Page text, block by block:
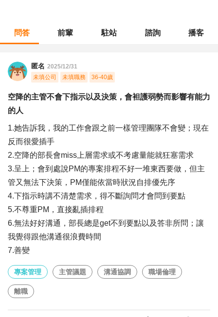
問答 前輩 駐站 諮詢 播客
匿名 2025/12/31
未填公司
未填職務 36-40歲
空降的主管不會下指示以及決策，會袒護弱勢而影響有能力
的人
1.她告訴我，我的工作會跟之前一樣管理團隊不會變；現在
反而很愛插手
2.空降的部長會miss上層需求或不考慮量能就狂塞需求
3.呈上；會到處說PM的專案排程不好一堆東西要做，但主
管又無法下決策，PM僅能依當時狀況自排優先序
4.下指示時講不清楚需求，得不斷詢問才會問到要點
5.不尊重PM，直接亂插排程
6.無法好好溝通，部長總是get不到要點以及答非所問；讓
我覺得跟他溝通很浪費時間
7.善變
專案管理 主管議題 溝通協調 職場倫理
離職